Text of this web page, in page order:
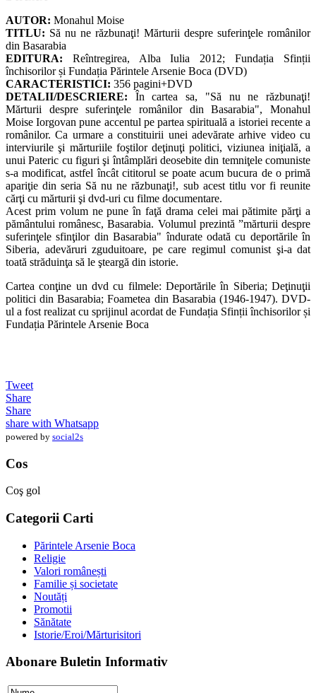
AUTOR: Monahul Moise
TITLU: Să nu ne răzbunaţi! Mărturii despre suferinţele românilor
din Basarabia
EDITURA: Reîntregirea, Alba Iulia 2012; Fundația Sfinții
închisorilor și Fundația Părintele Arsenie Boca (DVD)
CARACTERISTICI: 356 pagini+DVD
DETALII/DESCRIERE: În cartea sa, "Să nu ne răzbunaţi!
Mărturii despre suferinţele românilor din Basarabia", Monahul
Moise Iorgovan pune accentul pe partea spirituală a istoriei recente a
românilor. Ca urmare a constituirii unei adevărate arhive video cu
interviurile şi mărturiile foştilor deţinuţi politici, viziunea iniţială, a
unui Pateric cu figuri şi întâmplări deosebite din temniţele comuniste
s-a modificat, astfel încât cititorul se poate acum bucura de o primă
apariţie din seria Să nu ne răzbunaţi!, sub acest titlu vor fi reunite
cărţi cu mărturii şi dvd-uri cu filme documentare.
Acest prim volum ne pune în faţă drama celei mai pătimite părţi a
pământului românesc, Basarabia. Volumul prezintă ”mărturii despre
suferinţele sfinţilor din Basarabia" îndurate odată cu deportările în
Siberia, adevăruri zguduitoare, pe care regimul comunist şi-a dat
toată străduinţa să le şteargă din istorie.
Cartea conţine un dvd cu filmele: Deportările în Siberia; Deţinuţii
politici din Basarabia; Foametea din Basarabia (1946-1947). DVD-
ul a fost realizat cu sprijinul acordat de Fundația Sfinții închisorilor și
Fundația Părintele Arsenie Boca
Tweet
Share
Share
share with Whatsapp
powered by social2s
Cos
Coş gol
Categorii Carti
Părintele Arsenie Boca
Religie
Valori românești
Familie și societate
Noutăți
Promotii
Sănătate
Istorie/Eroi/Mărturisitori
Abonare Buletin Informativ